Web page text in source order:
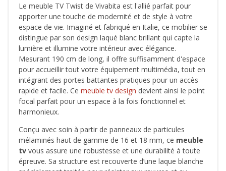
Le meuble TV Twist de Vivabita est l'allié parfait pour
apporter une touche de modernité et de style à votre
espace de vie. Imaginé et fabriqué en Italie, ce mobilier se
distingue par son design laqué blanc brillant qui capte la
lumière et illumine votre intérieur avec élégance.
Mesurant 190 cm de long, il offre suffisamment d'espace
pour accueillir tout votre équipement multimédia, tout en
intégrant des portes battantes pratiques pour un accès
rapide et facile. Ce meuble tv design devient ainsi le point
focal parfait pour un espace à la fois fonctionnel et
harmonieux.
Conçu avec soin à partir de panneaux de particules
mélaminés haut de gamme de 16 et 18 mm, ce meuble
tv vous assure une robustesse et une durabilité à toute
épreuve. Sa structure est recouverte d’une laque blanche